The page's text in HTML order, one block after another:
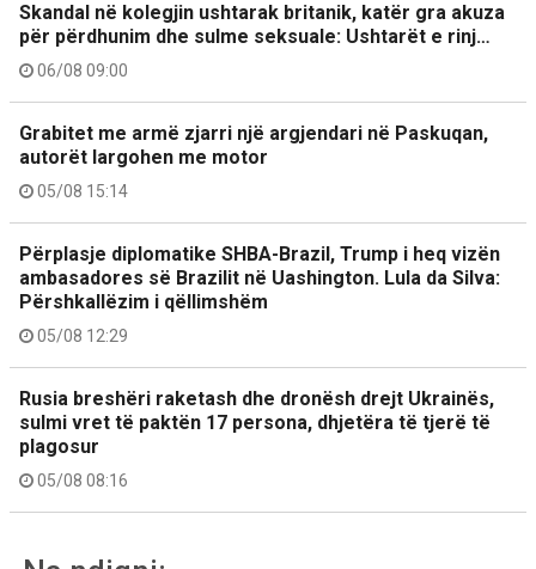
Skandal në kolegjin ushtarak britanik, katër gra akuza
për përdhunim dhe sulme seksuale: Ushtarët e rinj…
06/08 09:00
Grabitet me armë zjarri një argjendari në Paskuqan,
autorët largohen me motor
05/08 15:14
Përplasje diplomatike SHBA-Brazil, Trump i heq vizën
ambasadores së Brazilit në Uashington. Lula da Silva:
Përshkallëzim i qëllimshëm
05/08 12:29
Rusia breshëri raketash dhe dronësh drejt Ukrainës,
sulmi vret të paktën 17 persona, dhjetëra të tjerë të
plagosur
05/08 08:16